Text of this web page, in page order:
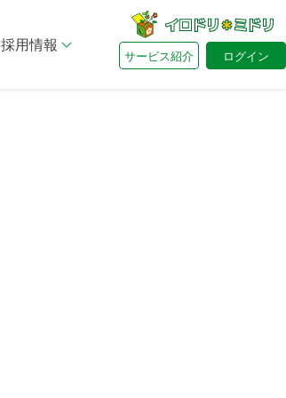
採用情報
サービス紹介 ログイン